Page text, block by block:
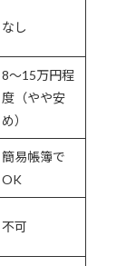
なし
8〜15万円程
度（やや安
め）
簡易帳簿で
OK
不可